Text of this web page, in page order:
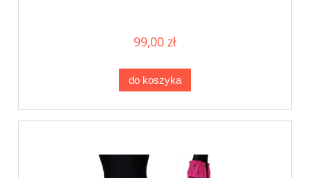
99,00 zł
do koszyka